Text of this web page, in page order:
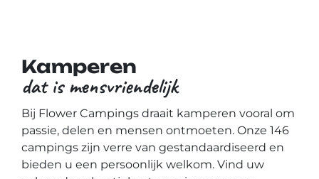
Kamperen
dat is mensvriendelijk
Bij Flower Campings draait kamperen vooral om
passie, delen en mensen ontmoeten. Onze 146
campings zijn verre van gestandaardiseerd en
bieden u een persoonlijk welkom. Vind uw